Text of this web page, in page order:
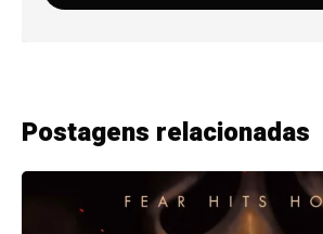
Postagens relacionadas